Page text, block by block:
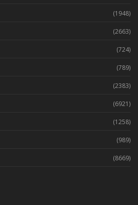
(1948)
(2663)
(724)
(789)
(2383)
(6921)
(1258)
(989)
(8669)